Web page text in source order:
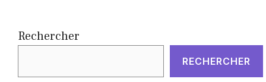
Rechercher
RECHERCHER